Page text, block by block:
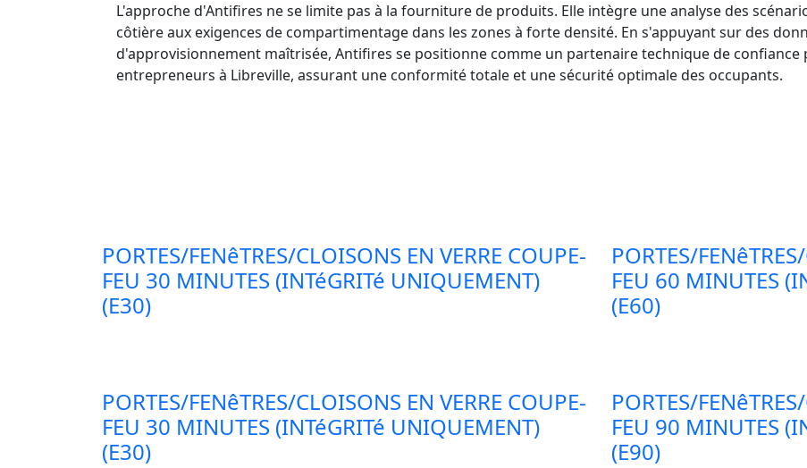
L'approche d'Antifires ne se limite pas à la fourniture de produits. Elle intègre une analyse des
côtière aux exigences de compartimentage dans les zones à forte densité. En s'appuyant sur des
d'approvisionnement maîtrisée, Antifires se positionne comme un partenaire technique de
entrepreneurs à Libreville, assurant une conformité totale et une sécurité optimale des occupants.
PORTES/FENêTRES/CLOISONS EN VERRE COUPE-
FEU 30 MINUTES (INTéGRITé UNIQUEMENT)
(E30)
PORTES/
FEU 60 MINUTES
(E60)
PORTES/FENêTRES/CLOISONS EN VERRE COUPE-
FEU 30 MINUTES (INTéGRITé UNIQUEMENT)
(E30)
PORTES/
FEU 90 MINUTES
(E90)